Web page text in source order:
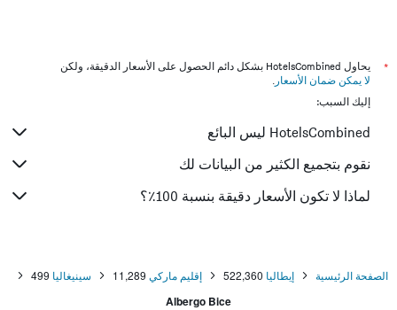
*
يحاول HotelsCombined بشكل دائم الحصول على الأسعار الدقيقة، ولكن
لا يمكن ضمان الأسعار .
إليك السبب:
HotelsCombined ليس البائع
نقوم بتجميع الكثير من البيانات لك
لماذا لا تكون الأسعار دقيقة بنسبة 100٪؟
الصفحة الرئيسية إيطاليا 522,360 إقليم ماركي 11,289 سينيغاليا 499
Albergo Bice